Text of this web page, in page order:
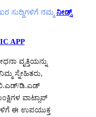
ಸುದ್ದಿಗಳಿಗೆ ನಮ್ಮ ನೀಡ್ಸ್
APP
ವೃತ್ತಿಯನ್ನು
ಸ್ನೇಹಿತರು,
ಬಿ.ಎಡ್/ಡಿ.ಎಡ್
ವಾಟ್ಸಾಪ್
ಈ ಉಪಯುಕ್ತ